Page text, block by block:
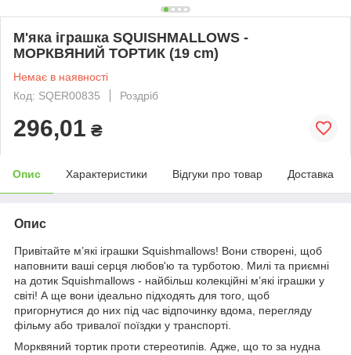
М'яка іграшка SQUISHMALLOWS -
МОРКВЯНИЙ ТОРТИК (19 cm)
Немає в наявності
Код: SQER00835
Роздріб
296,01 ₴
Опис Характеристики Відгуки про товар Доставка
Опис
Привітайте м’які іграшки Squishmallows! Вони створені, щоб
наповнити ваші серця любов'ю та турботою. Милі та приємні
на дотик Squishmallows - найбільш колекційні м’які іграшки у
світі! А ще вони ідеально підходять для того, щоб
пригорнутися до них під час відпочинку вдома, перегляду
фільму або тривалої поїздки у транспорті.
Морквяний тортик проти стереотипів. Адже, що то за нудна